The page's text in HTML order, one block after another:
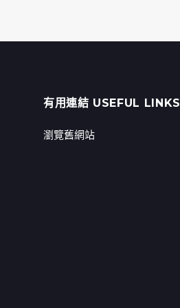
有用連結 USEFUL LINKS
瀏覽舊網站